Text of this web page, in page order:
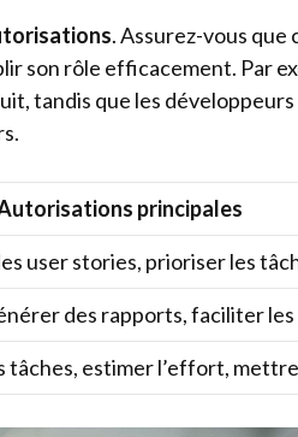
. Assurez-vous que
son rôle efficacement. Par
tandis que les
principales
user stories, prioriser les
des rapports, faciliter
tâches, estimer l’effort,